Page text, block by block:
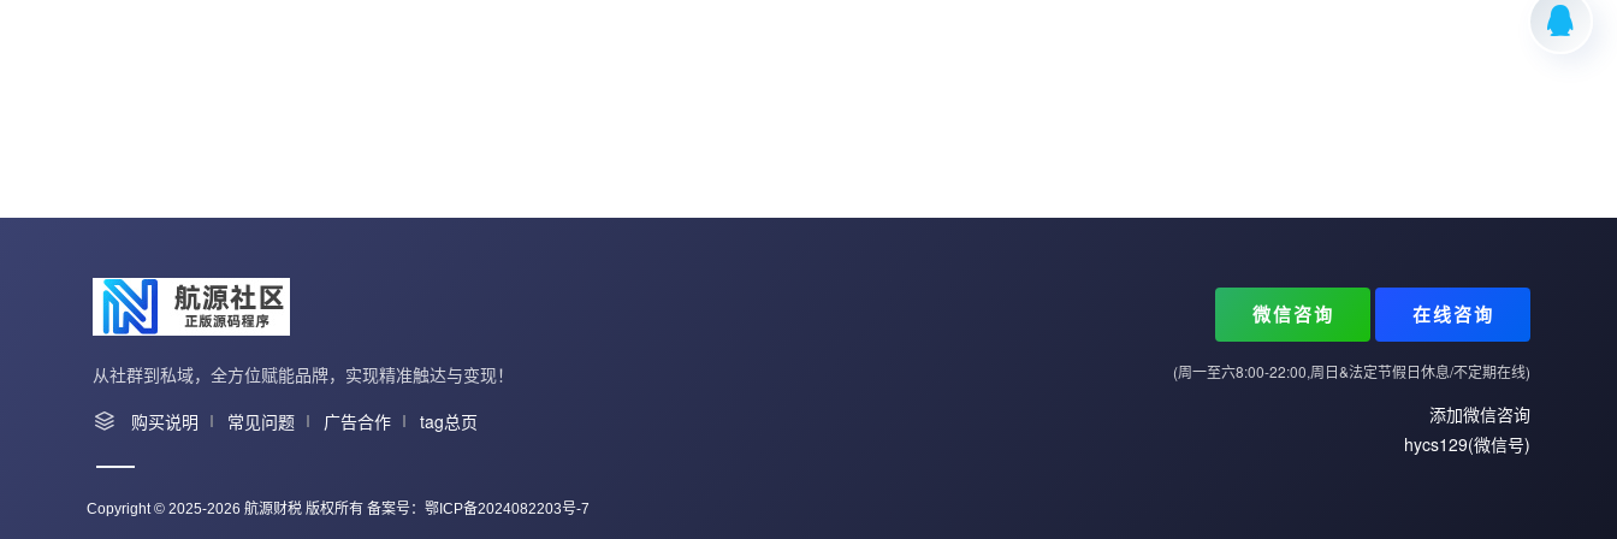
从社群到私域，全方位赋能品牌，实现精准触达与变现！
购买说明
常见问题 广告合作 tag总页
微信咨询 在线咨询
(周一至六8:00-22:00,周日&法定节假日休息/不定期在线)
添加微信咨询
hycs129(微信号)
Copyright © 2025-2026 航源财税 版权所有 备案号： 鄂ICP备2024082203号-7